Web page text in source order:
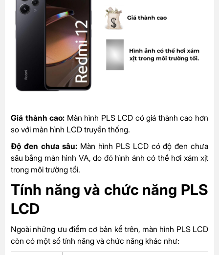
Giá thành cao: Màn hình PLS LCD có giá thành cao hơn
so với màn hình LCD truyền thống.
Độ đen chưa sâu: Màn hình PLS LCD có độ đen chưa
sâu bằng màn hình VA, do đó hình ảnh có thể hơi xám xịt
trong môi trường tối.
Tính năng và chức năng PLS
LCD
Ngoài những ưu điểm cơ bản kể trên, màn hình PLS LCD
còn có một số tính năng và chức năng khác như: